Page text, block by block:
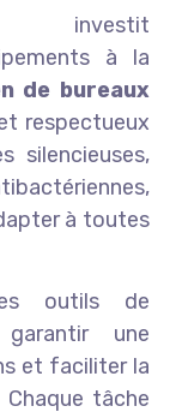
investit
à la
de bureaux
respectueux
silencieuses,
à toutes
outils de
une
et faciliter la
tâche